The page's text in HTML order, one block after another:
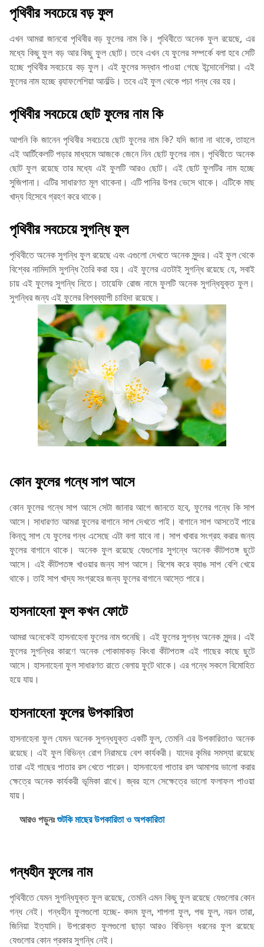
পৃথিবীর সবচেয়ে বড় ফুল
এখন আমরা জানবো পৃথিবীর বড় ফুলের নাম কি। পৃথিবীতে অনেক ফুল রয়েছে, এর
মধ্যে কিছু ফুল বড় আর কিছু ফুল ছোট। তবে এখন যে ফুলের সম্পর্কে বলা হবে সেটি
হচ্ছে পৃথিবীর সবচেয়ে বড় ফুল। এই ফুলের সন্ধান পাওয়া গেছে ইন্দোনেশিয়া। এই
ফুলের নাম হচ্ছে র‌্যাফলেশিয়া আর্নল্ডি। তবে এই ফুল থেকে পচা গন্ধ বের হয়।
পৃথিবীর সবচেয়ে ছোট ফুলের নাম কি
আপনি কি জানেন পৃথিবীর সবচেয়ে ছোট ফুলের নাম কি? যদি জানা না থাকে, তাহলে
এই আর্টিকেলটি পড়ার মাধ্যমে আজকে জেনে নিন ছোট ফুলের নাম। পৃথিবীতে অনেক
ছোট ফুল রয়েছে তার মধ্যে এই ফুলটি আরও ছোট। এই ছোট ফুলটির নাম হচ্ছে
সুজিপানা। এটির সাধারণত মূল থাকেনা। এটি পানির উপর ভেসে থাকে। এটিকে মাছ
খাদ্য হিসেবে গ্রহণ করে থাকে।
পৃথিবীর সবচেয়ে সুগন্ধি ফুল
পৃথিবীতে অনেক সুগন্ধি ফুল রয়েছে এবং এগুলো দেখতে অনেক সুন্দর। এই ফুল থেকে
বিশ্বের নামিদামি সুগন্ধি তৈরি করা হয়। এই ফুলের এতটাই সুগন্ধি রয়েছে যে, সবাই
চায় এই ফুলের সুগন্ধি নিতে। তায়েফি রোজ নামে ফুলটি অনেক সুগন্ধিযুক্ত ফুল।
সুগন্ধির জন্য এই ফুলের বিশ্বব্যাপী চাহিদা রয়েছে।
কোন ফুলের গন্ধে সাপ আসে
কোন ফুলের গন্ধে সাপ আসে সেটা জানার আগে জানতে হবে, ফুলের গন্ধে কি সাপ
আসে। সাধারণত আমরা ফুলের বাগানে সাপ দেখতে পাই। বাগানে সাপ আসতেই পারে
কিন্তু সাপ যে ফুলের গন্ধ এসেছে এটা বলা যাবে না। সাপ খাবার সংগ্রহ করার জন্য
ফুলের বাগানে থাকে। অনেক ফুল রয়েছে যেগুলোর সুগন্ধে অনেক কীটপতঙ্গ ছুটে
আসে। এই কীটপতঙ্গ খাওয়ার জন্য সাপ আসে। বিশেষ করে ব্যাঙ সাপ বেশি খেয়ে
থাকে। তাই সাপ খাদ্য সংগ্রহের জন্য ফুলের বাগানে আস্তে পারে।
হাসনাহেনা ফুল কখন ফোটে
আমরা অনেকেই হাসনাহেনা ফুলের নাম শুনেছি। এই ফুলের সুগন্ধ অনেক সুন্দর। এই
ফুলের সুগন্ধির কারণে অনেক পোকামাকড় কিংবা কীটপতঙ্গ এই গাছের কাছে ছুটে
আসে। হাসনাহেনা ফুল সাধারণত রাতে বেলায় ফুটে থাকে। এর গন্ধে সকলে বিমোহিত
হয়ে যায়।
হাসনাহেনা ফুলের উপকারিতা
হাসনাহেনা ফুল যেমন অনেক সুগন্ধযুক্ত একটি ফুল, তেমনি এর উপকারিতাও অনেক
রয়েছে। এই ফুল বিভিন্ন রোগ নিরাময়ে বেশ কার্যকরী। যাদের কৃমির সমস্যা রয়েছে
তারা এই গাছের পাতার রস খেতে পারেন। হাসনাহেনা পাতার রস আমাশয় ভালো করার
ক্ষেত্রে অনেক কার্যকরী ভূমিকা রাখে। জ্বর হলে সেক্ষেত্রে ভালো ফলাফল পাওয়া
যায়।
আরও পড়ুনঃশুটকি মাছের উপকারিতা ও অপকারিতা
গন্ধহীন ফুলের নাম
পৃথিবীতে যেমন সুগন্ধিযুক্ত ফুল রয়েছে, তেমনি এমন কিছু ফুল রয়েছে যেগুলোর কোন
গন্ধ নেই। গন্ধহীন ফুলগুলো হচ্ছে- কদম ফুল, শাপলা ফুল, পদ্ম ফুল, নয়ন তারা,
জিনিয়া ইত্যাদি। উপরোক্ত ফুলগুলো ছাড়া আরও বিভিন্ন ধরনের ফুল রয়েছে
যেগুলোর কোন প্রকার সুগন্ধি নেই।